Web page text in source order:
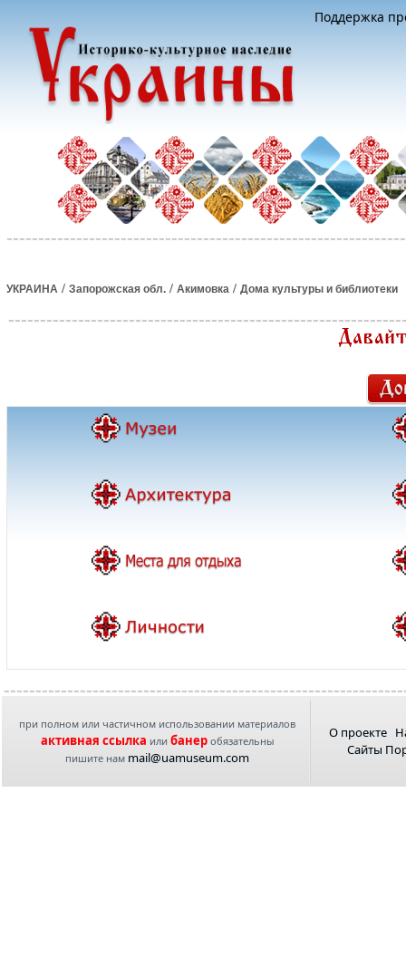
Поддержка
УКРАИНА / Запорожская обл. / Акимовка / Дома культуры и библиотеки
при полном или частичном использовании материалов
активная ссылка или банеробязательны
пишите нам mail@uamuseum.com
О проекте
Сайты